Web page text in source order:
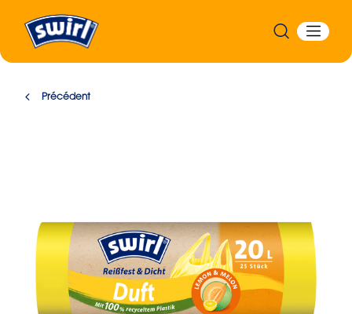
Précédent